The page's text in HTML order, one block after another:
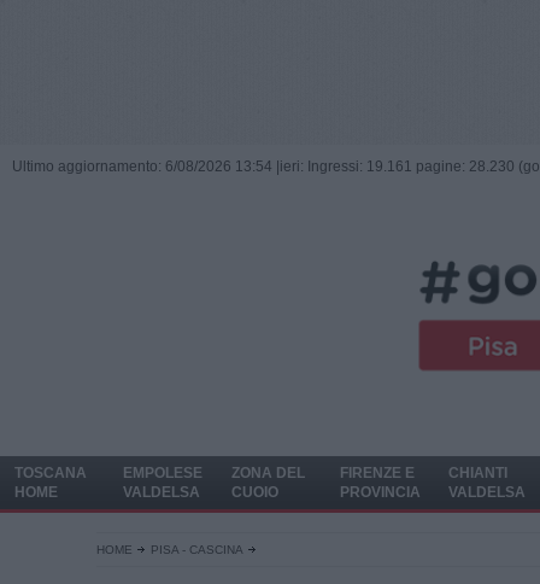
Ultimo aggiornamento: 6/08/2026 13:54 | ieri: Ingressi: 19.161 pagine: 28.230
TOSCANA
HOME
EMPOLESE
VALDELSA
ZONA DEL
CUOIO
FIRENZE E
PROVINCIA
CHIANTI
VALDELSA
HOME PISA - CASCINA